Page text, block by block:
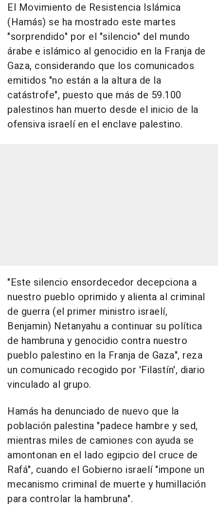
El Movimiento de Resistencia Islámica
(Hamás) se ha mostrado este martes
"sorprendido" por el "silencio" del mundo
árabe e islámico al genocidio en la Franja de
Gaza, considerando que los comunicados
emitidos "no están a la altura de la
catástrofe", puesto que más de 59.100
palestinos han muerto desde el inicio de la
ofensiva israelí en el enclave palestino.
"Este silencio ensordecedor decepciona a
nuestro pueblo oprimido y alienta al criminal
de guerra (el primer ministro israelí,
Benjamin) Netanyahu a continuar su política
de hambruna y genocidio contra nuestro
pueblo palestino en la Franja de Gaza", reza
un comunicado recogido por 'Filastín', diario
vinculado al grupo.
Hamás ha denunciado de nuevo que la
población palestina "padece hambre y sed,
mientras miles de camiones con ayuda se
amontonan en el lado egipcio del cruce de
Rafá", cuando el Gobierno israelí "impone un
mecanismo criminal de muerte y humillación
para controlar la hambruna".